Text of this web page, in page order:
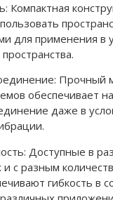
Компактная
для применения в
Прочный
обеспечивает
даже в
Доступные в
с разным
гибкость в